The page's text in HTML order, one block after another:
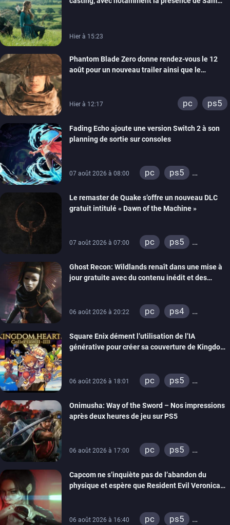
Hier à 15:23
Phantom Blade Zero donne rendez-vous le 12
août pour un nouveau trailer ainsi que le
Hier à 12:17 pc ps5
Fading Echo ajoute une version Switch 2 à son
planning de sortie sur consoles
07 août 2026 à 08:00 pc
ps5
Le remaster de Quake s’offre un nouveau DLC
gratuit intitulé « Dawn of the Machine »
07 août 2026 à 07:00 pc
ps5
switch
ps4
xbox one
Ghost Recon: Wildlands renaît dans une mise à
jour gratuite avec du contenu inédit et des
06 août 2026 à 20:22 pc
ps4
Square Enix dément l’utilisation de l’IA
générative pour créer sa couverture de Kingdom
06 août 2026 à 18:01 pc
ps5
switch 2
Onimusha: Way of the Sword – Nos impressions
après deux heures de jeu sur PS5
06 août 2026 à 17:00 pc
ps5
switch 2
Capcom ne s’inquiète pas de l’abandon du
physique et espère que Resident Evil Veronica
06 août 2026 à 16:40 pc
ps5